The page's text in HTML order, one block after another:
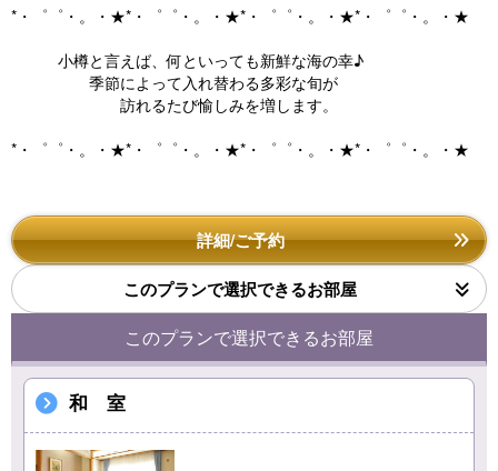
*・゜゜・。・★*・゜゜・。・★*・゜゜・。・★*・゜゜・。・★
小樽と言えば、何といっても新鮮な海の幸♪
季節によって入れ替わる多彩な旬が
訪れるたび愉しみを増します。
*・゜゜・。・★*・゜゜・。・★*・゜゜・。・★*・゜゜・。・★
詳細/ご予約
このプランで選択できるお部屋
このプランで選択できるお部屋
和 室